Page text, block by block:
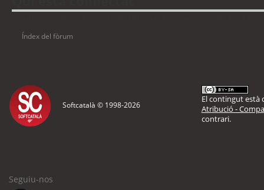
Índex del fòrum
Softcatalà © 1998-2026
El contingut està
Atribució -
contrari.
Seguiu-nos